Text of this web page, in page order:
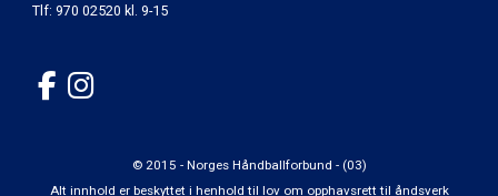
Tlf: 970 02520 kl. 9-15
© 2015 - Norges Håndballforbund - (03)
Alt innhold er beskyttet i henhold til lov om opphavsrett til åndsverk